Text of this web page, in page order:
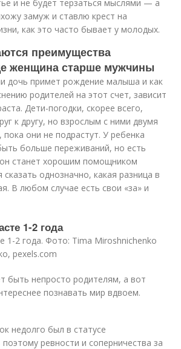
и не будет терзаться мыслями — а
замуж и ставлю крест на
как это часто бывает у молодых.
преимущества
женщина старше мужчины
дочь примет рождение малыша и как
родителей на этот счет, зависит
Дети-погодки, скорее всего,
к другу, но взрослым с ними двумя
они не подрастут. У ребенка
больше переживаний, но есть
станет хорошим помощником
однозначно, какая разница в
В любом случае есть свои «за» и
1-2 года
1-2 года. Фото: Tima Miroshnichenko
pexels.com
непросто родителям, а вот
познавать мир вдвоем.
недолго был в статусе
поэтому ревности и соперничества за